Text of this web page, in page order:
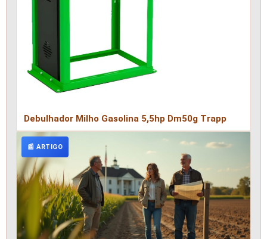
Debulhador Milho Gasolina 5,5hp Dm50g Trapp
📰 ARTIGO